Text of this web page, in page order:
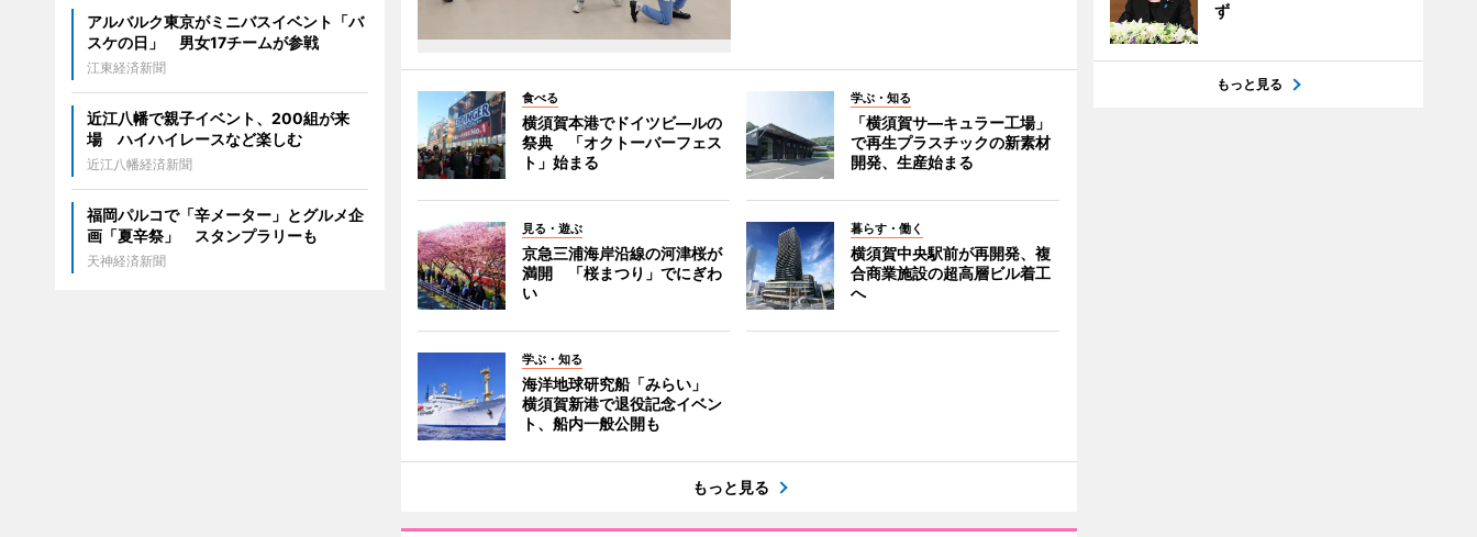
食べる
横須賀本港でドイツビ―ルの
祭典 「オクトーバーフェス
ト」始まる
学ぶ・知る
「横須賀サ―キュラー工場」
で再生プラスチックの新素材
開発、生産始まる
見る・遊ぶ
京急三浦海岸沿線の河津桜が
満開 「桜まつり」でにぎわ
い
暮らす・働く
横須賀中央駅前が再開発、複
合商業施設の超高層ビル着工
へ
学ぶ・知る
海洋地球研究船「みらい」
横須賀新港で退役記念イベン
ト、船内一般公開も
もっと見る
アルバルク東京がミニバスイベント「バ
スケの日」 男女17チームが参戦
江東経済新聞
近江八幡で親子イベント、200組が来
場 ハイハイレースなど楽しむ
近江八幡経済新聞
福岡パルコで「辛メーター」とグルメ企
画「夏辛祭」 スタンプラリーも
天神経済新聞
ず
もっと見る